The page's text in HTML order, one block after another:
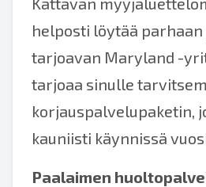
helposti löytää
tarjoavan Maryland -
tarjoaa sinulle
korjauspalvelupaketin,
kauniisti käynnissä
Paalaimen